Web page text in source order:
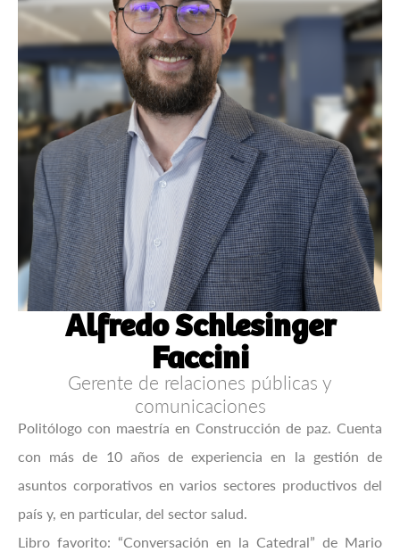
Alfredo Schlesinger
Faccini
Gerente de relaciones públicas y
comunicaciones
Politólogo con maestría en Construcción de paz. Cuenta
con más de 10 años de experiencia en la gestión de
asuntos corporativos en varios sectores productivos del
país y, en particular, del sector salud.
Libro favorito: “Conversación en la Catedral” de Mario